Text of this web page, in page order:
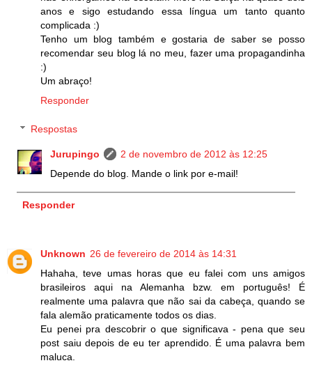
anos e sigo estudando essa língua um tanto quanto
complicada :)
Tenho um blog também e gostaria de saber se posso
recomendar seu blog lá no meu, fazer uma propagandinha
:)
Um abraço!
Responder
Respostas
Jurupingo
2 de novembro de 2012 às 12:25
Depende do blog. Mande o link por e-mail!
Responder
Unknown 26 de fevereiro de 2014 às 14:31
Hahaha, teve umas horas que eu falei com uns amigos
brasileiros aqui na Alemanha bzw. em português! É
realmente uma palavra que não sai da cabeça, quando se
fala alemão praticamente todos os dias.
Eu penei pra descobrir o que significava - pena que seu
post saiu depois de eu ter aprendido. É uma palavra bem
maluca.